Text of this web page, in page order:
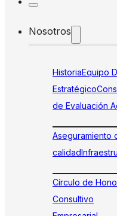
Nosotros
HistoriaEquipo
Estratégico
de Evaluación
Aseguramiento
calidad
Círculo de
Consultivo